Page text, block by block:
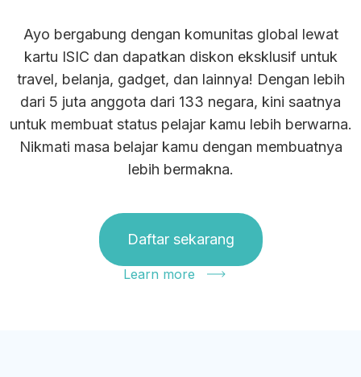
Ayo bergabung dengan komunitas global lewat
kartu ISIC dan dapatkan diskon eksklusif untuk
travel, belanja, gadget, dan lainnya! Dengan lebih
dari 5 juta anggota dari 133 negara, kini saatnya
untuk membuat status pelajar kamu lebih berwarna.
Nikmati masa belajar kamu dengan membuatnya
lebih bermakna.
Daftar sekarang
Learn more